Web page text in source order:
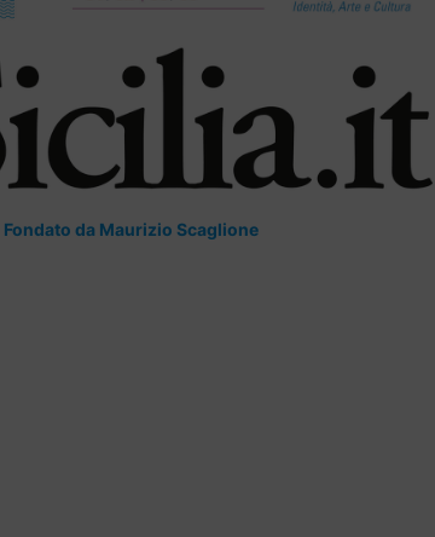
Fondato da Maurizio Scaglione